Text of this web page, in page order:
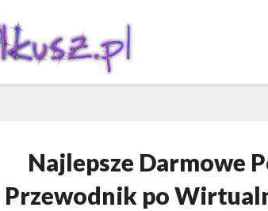
Najlepsze Darmowe
Przewodnik po